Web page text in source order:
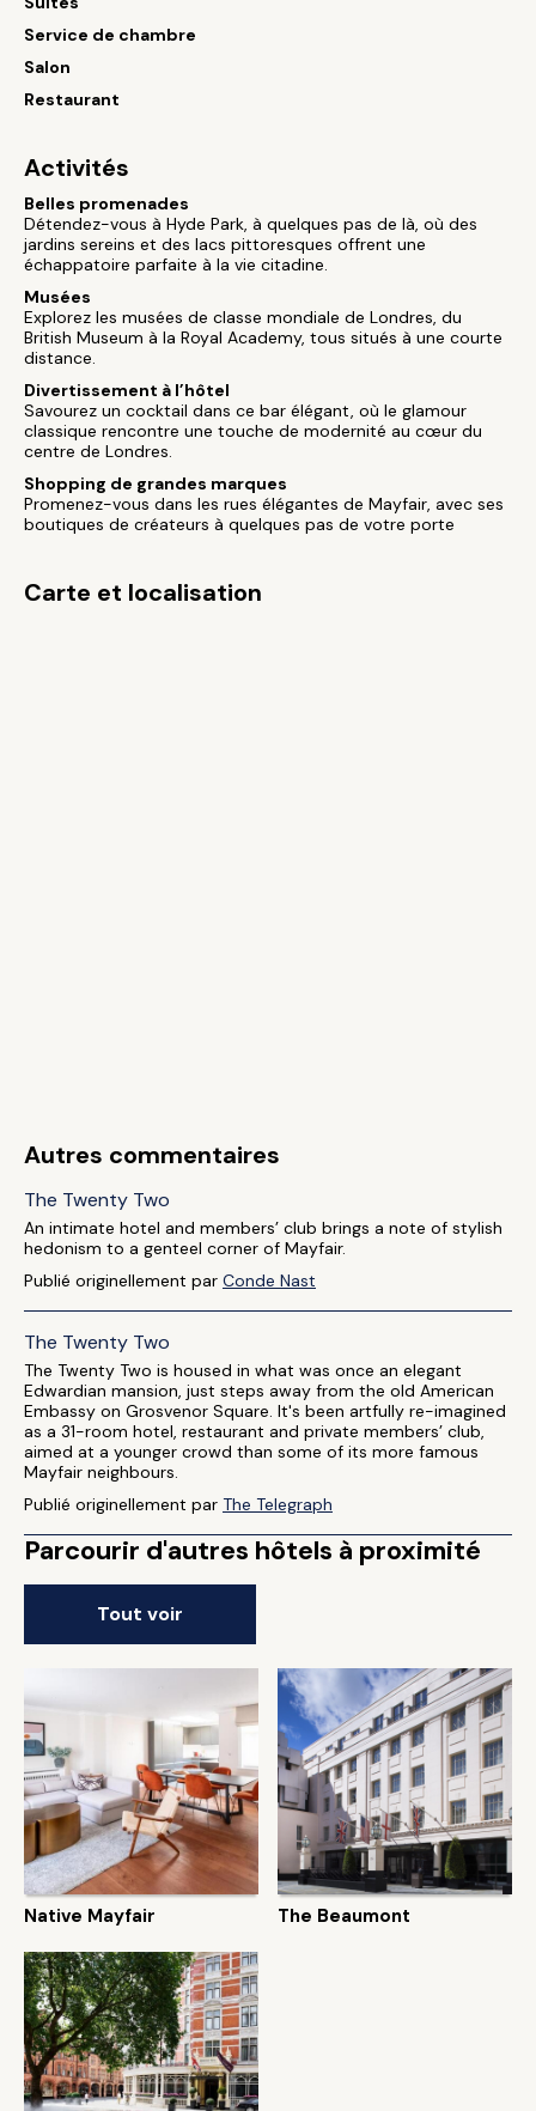
Service de chambre
Salon
Restaurant
Activités
Belles promenades
Détendez-vous à Hyde Park, à quelques pas de là, où des
jardins sereins et des lacs pittoresques offrent une
échappatoire parfaite à la vie citadine.
Musées
Explorez les musées de classe mondiale de Londres, du
British Museum à la Royal Academy, tous situés à une courte
distance.
Divertissement à l’hôtel
Savourez un cocktail dans ce bar élégant, où le glamour
classique rencontre une touche de modernité au cœur du
centre de Londres.
Shopping de grandes marques
Promenez-vous dans les rues élégantes de Mayfair, avec ses
boutiques de créateurs à quelques pas de votre porte
Carte et localisation
Autres commentaires
The Twenty Two
An intimate hotel and members’ club brings a note of stylish
hedonism to a genteel corner of Mayfair.
Publié originellement par Conde Nast
The Twenty Two
The Twenty Two is housed in what was once an elegant
Edwardian mansion, just steps away from the old American
Embassy on Grosvenor Square. It's been artfully re-imagined
as a 31-room hotel, restaurant and private members’ club,
aimed at a younger crowd than some of its more famous
Mayfair neighbours.
Publié originellement par The Telegraph
Parcourir d'autres hôtels à proximité
Tout voir
Native Mayfair The Beaumont